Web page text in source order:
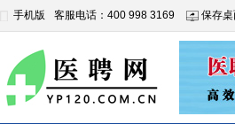
手机版 客服电话：400 998 3169 保存